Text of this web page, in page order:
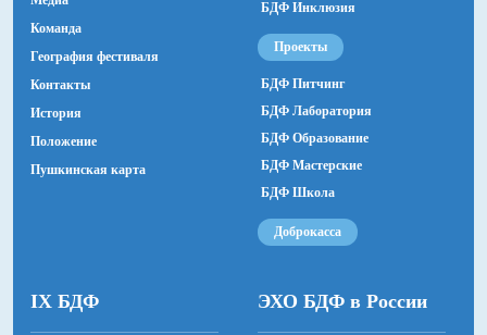
Команда
География фестиваля
Контакты
История
Положение
Пушкинская карта
БДФ Инклюзия
Проекты
БДФ Питчинг
БДФ Лаборатория
БДФ Образование
БДФ Мастерские
БДФ Школа
Доброкасса
IX БДФ ЭХО БДФ в России